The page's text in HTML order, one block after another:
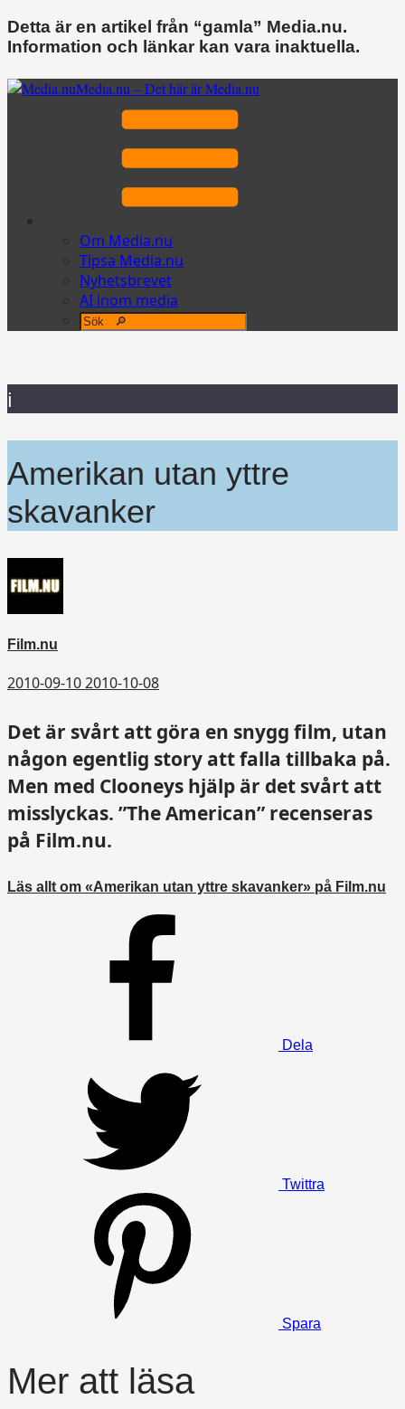
Detta är en artikel från “gamla” Media.nu.
Information och länkar kan vara inaktuella.
Media.nu – Det här är Media.nu
Om Media.nu
Tipsa Media.nu
Nyhetsbrevet
AI inom media
i
Amerikan utan yttre
skavanker
Film.nu
2010-09-102010-10-08
Det är svårt att göra en snygg film, utan
någon egentlig story att falla tillbaka på.
Men med Clooneys hjälp är det svårt att
misslyckas. ”The American” recenseras
på Film.nu.
Läs allt om «Amerikan utan yttre skavanker» på Film.nu
Dela
Twittra
Spara
Mer att läsa